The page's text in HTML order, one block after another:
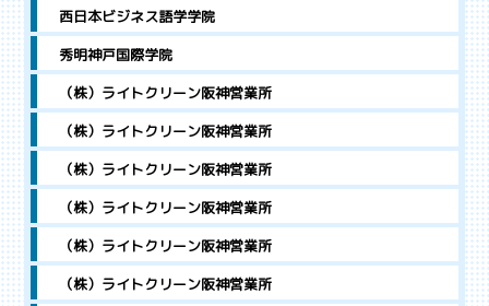
西日本ビジネス語学学院
秀明神戸国際学院
（株）ライトクリーン阪神営業所
（株）ライトクリーン阪神営業所
（株）ライトクリーン阪神営業所
（株）ライトクリーン阪神営業所
（株）ライトクリーン阪神営業所
（株）ライトクリーン阪神営業所